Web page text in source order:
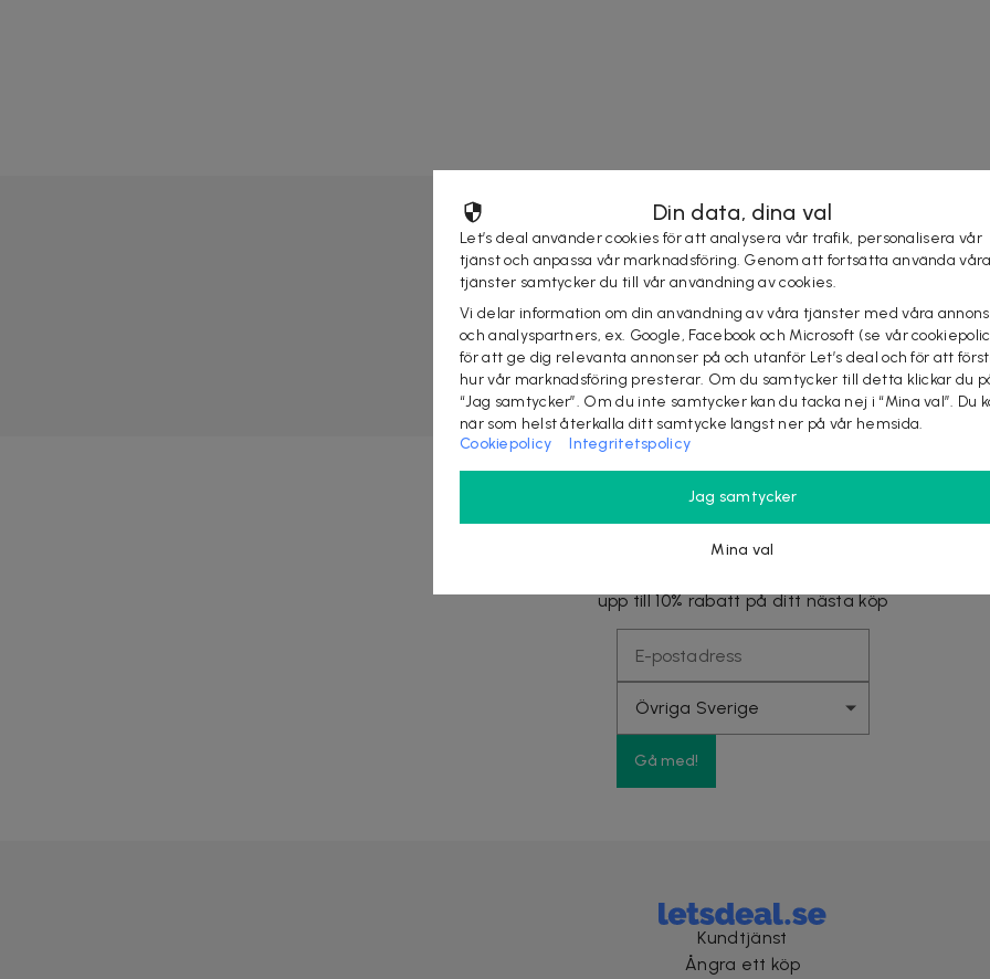
Nyhetsbrevet fyllt med fördelar
upp till 10% rabatt på ditt nästa köp
Gå med!
Kundtjänst
Ångra ett köp
Din data, dina val
Let’s deal använder cookies för att analysera vår trafik, personalisera vår
tjänst och anpassa vår marknadsföring. Genom att fortsätta använda våra
tjänster samtycker du till vår användning av cookies.
Vi delar information om din användning av våra tjänster med våra
och analyspartners, ex. Google, Facebook och Microsoft (se vår
för att ge dig relevanta annonser på och utanför Let’s deal och för att
hur vår marknadsföring presterar. Om du samtycker till detta klickar du
“Jag samtycker”. Om du inte samtycker kan du tacka nej i “Mina val”. Du
när som helst återkalla ditt samtycke längst ner på vår hemsida.
Cookiepolicy
Integritetspolicy
Jag samtycker
Mina val